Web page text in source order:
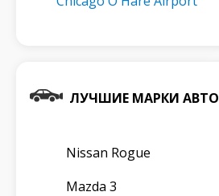
ЛУЧШИЕ МАРКИ АВТО
Nissan Rogue
Mazda 3